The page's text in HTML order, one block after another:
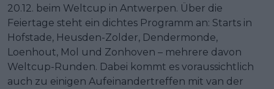
20.12. beim Weltcup in Antwerpen. Über die
Feiertage steht ein dichtes Programm an: Starts in
Hofstade, Heusden-Zolder, Dendermonde,
Loenhout, Mol und Zonhoven – mehrere davon
Weltcup-Runden. Dabei kommt es voraussichtlich
auch zu einigen Aufeinandertreffen mit van der